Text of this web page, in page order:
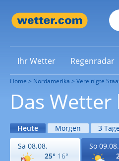
Ihr Wetter Regenradar
Home Nordamerika Vereinigte
Das
Heute Morgen 3
Sa 08.08.
25° 16°
So 09.08.